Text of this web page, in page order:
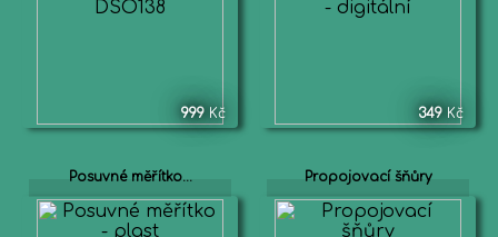
999 Kč 349 Kč
Posuvné měřítko... Propojovací šňůry